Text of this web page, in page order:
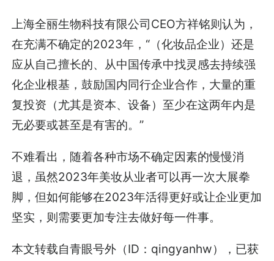
上海全丽生物科技有限公司CEO方祥铭则认为，
在充满不确定的2023年，“（化妆品企业）还是
应从自己擅长的、从中国传承中找灵感去持续强
化企业根基，鼓励国内同行企业合作，大量的重
复投资（尤其是资本、设备）至少在这两年内是
无必要或甚至是有害的。”
不难看出，随着各种市场不确定因素的慢慢消
退，虽然2023年美妆从业者可以再一次大展拳
脚，但如何能够在2023年活得更好或让企业更加
坚实，则需要更加专注去做好每一件事。
本文转载自青眼号外（ID：qingyanhw），已获